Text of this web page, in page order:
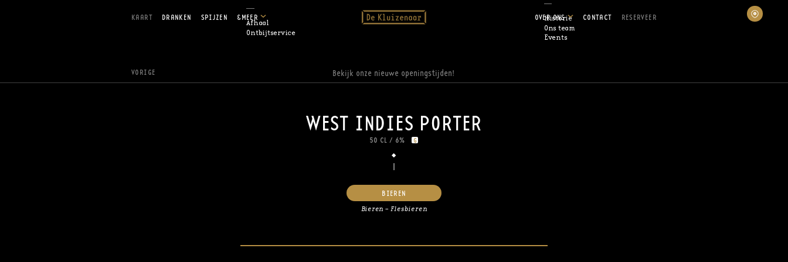
KAART DRANKEN SPIJZEN &MEER
Afhaal
Ontbijtservice
OVER ONS
Historie
Ons team
Events
CONTACT RESERVEER
Bekijk onze nieuwe openingstijden!
VORIGE
WEST INDIES PORTER
50 CL / 6% G
BIEREN
Bieren – Flesbieren